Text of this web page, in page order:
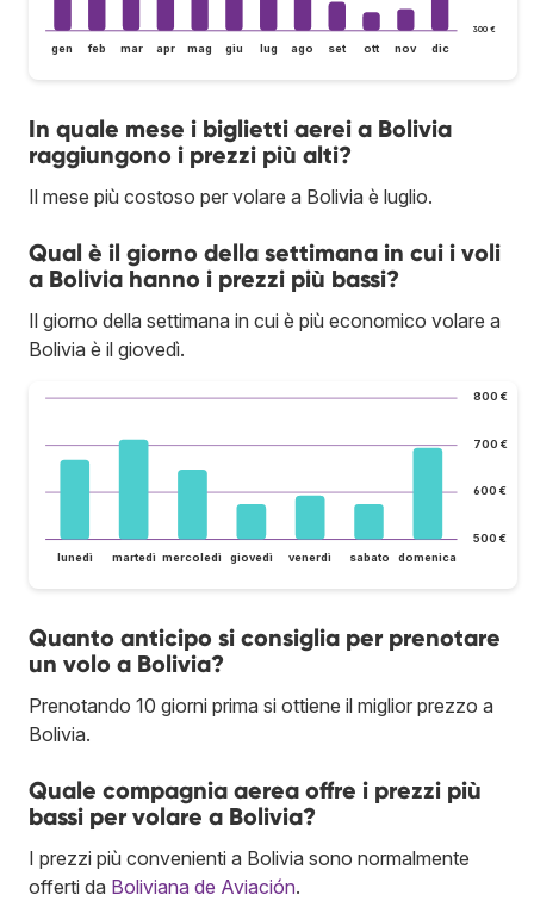
300 €
gen feb mar apr mag giu lug ago set ott nov dic
In quale mese i biglietti aerei a Bolivia
raggiungono i prezzi più alti?
Il mese più costoso per volare a Bolivia è luglio.
Qual è il giorno della settimana in cui i voli
a Bolivia hanno i prezzi più bassi?
Il giorno della settimana in cui è più economico volare a
Bolivia è il giovedì.
500 €
600 €
700 €
800 €
lunedì martedì mercoledì giovedì venerdì sabato domenica
Quanto anticipo si consiglia per prenotare
un volo a Bolivia?
Prenotando 10 giorni prima si ottiene il miglior prezzo a
Bolivia.
Quale compagnia aerea offre i prezzi più
bassi per volare a Bolivia?
I prezzi più convenienti a Bolivia sono normalmente
offerti da Boliviana de Aviación.